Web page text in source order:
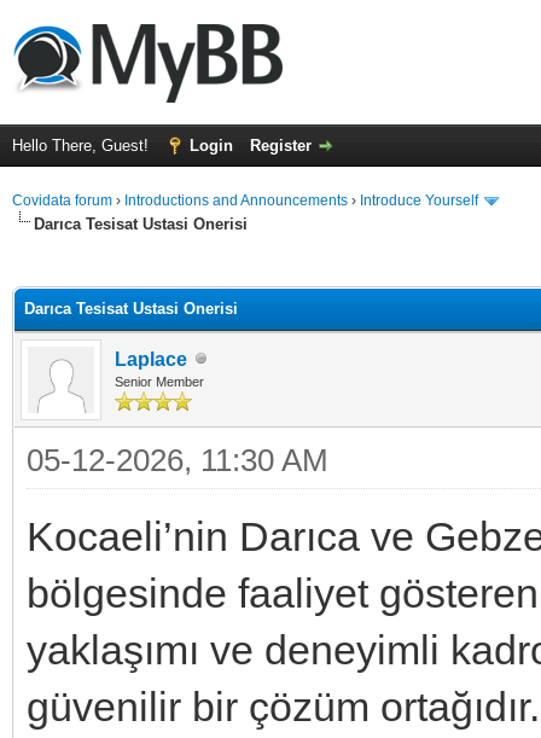
Hello There, Guest! Login Register
Covidata forum › Introductions and Announcements › Introduce Yourself
Darıca Tesisat Ustasi Onerisi
Darıca Tesisat Ustasi Onerisi
Laplace
Senior Member
05-12-2026, 11:30 AM
Kocaeli’nin Darıca ve
bölgesinde faaliyet
yaklaşımı ve deneyimli
güvenilir bir çözüm